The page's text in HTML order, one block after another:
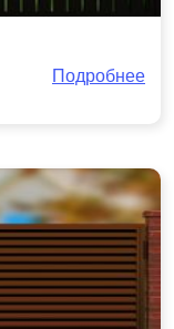
Подробнее